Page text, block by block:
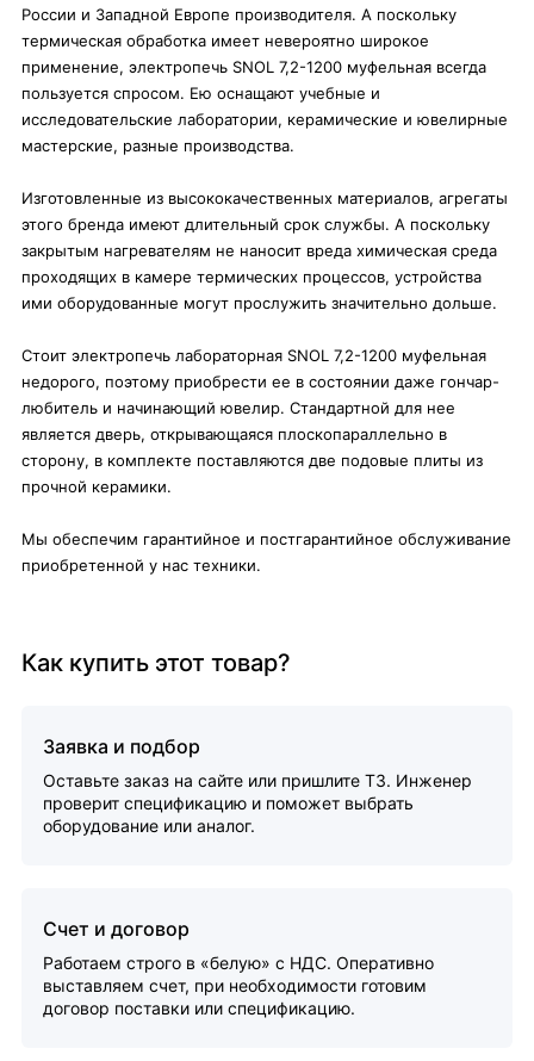
России и Западной Европе производителя. А поскольку
термическая обработка имеет невероятно широкое
применение, электропечь SNOL 7,2-1200 муфельная всегда
пользуется спросом. Ею оснащают учебные и
исследовательские лаборатории, керамические и ювелирные
мастерские, разные производства.
Изготовленные из высококачественных материалов, агрегаты
этого бренда имеют длительный срок службы. А поскольку
закрытым нагревателям не наносит вреда химическая среда
проходящих в камере термических процессов, устройства
ими оборудованные могут прослужить значительно дольше.
Стоит электропечь лабораторная SNOL 7,2-1200 муфельная
недорого, поэтому приобрести ее в состоянии даже гончар-
любитель и начинающий ювелир. Стандартной для нее
является дверь, открывающаяся плоскопараллельно в
сторону, в комплекте поставляются две подовые плиты из
прочной керамики.
Мы обеспечим гарантийное и постгарантийное обслуживание
приобретенной у нас техники.
Как купить этот товар?
Заявка и подбор
Оставьте заказ на сайте или пришлите ТЗ. Инженер
проверит спецификацию и поможет выбрать
оборудование или аналог.
Счет и договор
Работаем строго в «белую» с НДС. Оперативно
выставляем счет, при необходимости готовим
договор поставки или спецификацию.